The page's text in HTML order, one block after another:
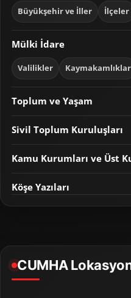
Büyükşehir ve İller İlçeler
Mülki İdare
Valilikler Kaymakamlıklar
Toplum ve Yaşam
Sivil Toplum Kuruluşları
Kamu Kurumları ve Üst
Köşe Yazıları
CUMHA